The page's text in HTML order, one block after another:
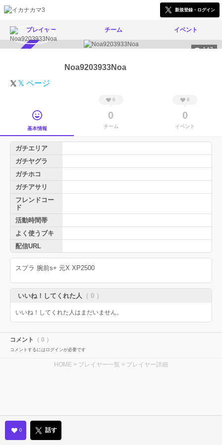
新規登録・ログイン
プレイヤー チーム イベント
147
Noa9203933Noa
𝕏 ページ
基本情報
0
0
チーム
0
0
イベント
ガチエリア
ガチヤグラ
ガチホコ
ガチアサリ
フレンドコー
ド
活動時間帯
よく使うブキ
配信URL
スプラ 腕前s+ 元X XP2500
いいね！してくれた人 （ 0 ）
いいね！してくれた人はまだいません。
コメント （ 0 ）
コメントするにはログインが必要です
HOME > プレイヤー一覧 > プレイヤー詳細
0 話す